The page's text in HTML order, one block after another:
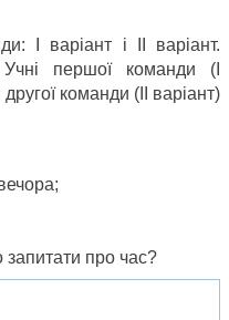
І варіант і ІІ варіант.
першої команди (І
команди (ІІ варіант)
про час?